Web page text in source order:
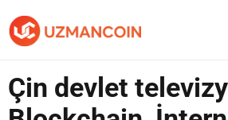
Çin devlet